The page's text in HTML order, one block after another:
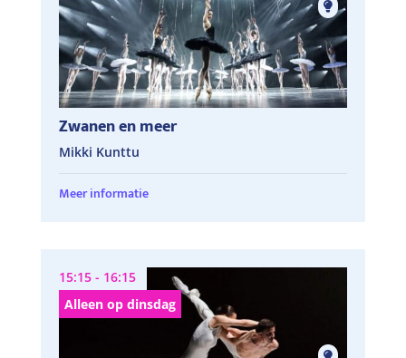
Zwanen en meer
Mikki Kunttu
Meer informatie
15:15 - 16:15
Alleen op dinsdag